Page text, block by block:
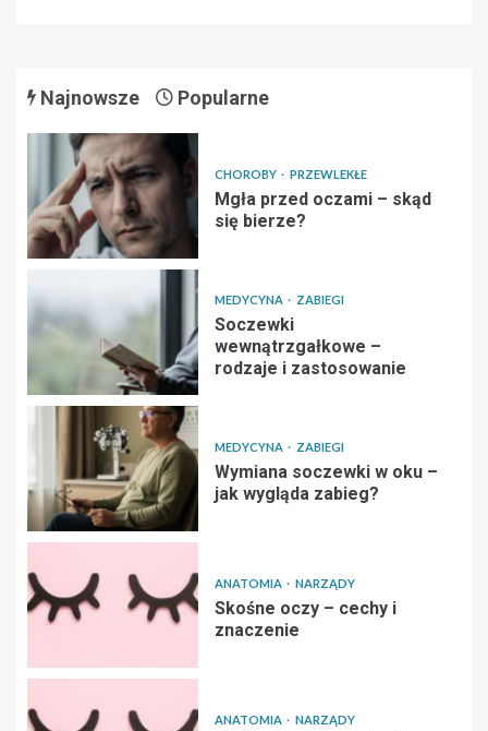
Najnowsze Popularne
CHOROBY PRZEWLEKŁE
Mgła przed oczami – skąd
się bierze?
MEDYCYNA ZABIEGI
Soczewki
wewnątrzgałkowe –
rodzaje i zastosowanie
MEDYCYNA ZABIEGI
Wymiana soczewki w oku –
jak wygląda zabieg?
ANATOMIA NARZĄDY
Skośne oczy – cechy i
znaczenie
ANATOMIA NARZĄDY